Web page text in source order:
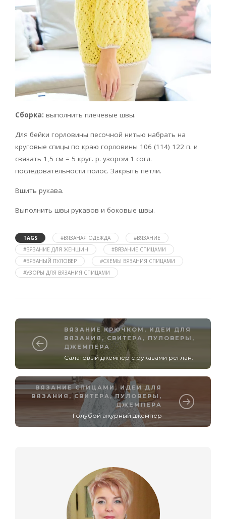
Сборка: выполнить плечевые швы.
Для бейки горловины песочной нитью набрать на
круговые спицы по краю горловины 106 (114) 122 п. и
связать 1,5 см = 5 круг. р. узором 1 согл.
последовательности полос. Закрыть петли.
Вшить рукава.
Выполнить швы рукавов и боковые швы.
TAGS #ВЯЗАНАЯ ОДЕЖДА
#ВЯЗАНИЕ
#ВЯЗАНИЕ ДЛЯ ЖЕНЩИН
#ВЯЗАНИЕ СПИЦАМИ
#ВЯЗАНЫЙ ПУЛОВЕР
#СХЕМЫ ВЯЗАНИЯ СПИЦАМИ
#УЗОРЫ ДЛЯ ВЯЗАНИЯ СПИЦАМИ
ВЯЗАНИЕ КРЮЧКОМ,ИДЕИ ДЛЯ
ВЯЗАНИЯ , СВИТЕРА, ПУЛОВЕРЫ,
ДЖЕМПЕРА
Салатовый джемпер с рукавами реглан.
ВЯЗАНИЕ СПИЦАМИ , ИДЕИ ДЛЯ
ВЯЗАНИЯ, СВИТЕРА, ПУЛОВЕРЫ,
ДЖЕМПЕРА
Голубой ажурный джемпер